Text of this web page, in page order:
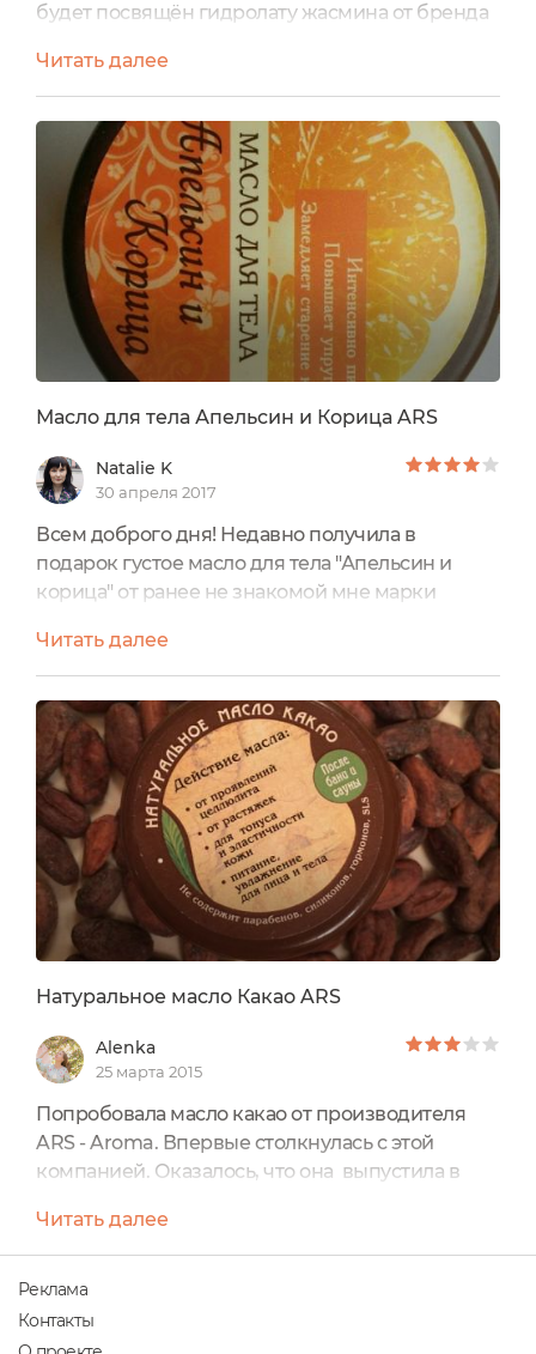
будет посвящён гидролату жасмина от бренда
мой гидролат "Липа" от ТМ "Душистый мир" и
казалось бы можно какое-то время было бы
обойтись и без этого продукта, но из-за
сильной сухости и обезвоженности кожи
пришлось в срочном порядке искать
альтернативу в Интернете на сайте с...
Читать далее
Масло для тела Апельсин и Корица ARS
Natalie K
30 апреля 2017
Всем доброго дня! Недавно получила в
подарок густое масло для тела "Апельсин и
корица" от ранее не знакомой мне марки
весьма кстати. К сожалению моя кожа очень
сохнет в этот период от отопления и
постоянных перепадов температуры. Поэтому
приходится использовать дополнительные
ухаживающие средства после каждого приема
душа.Запах этого баттера мне очень...
Читать далее
Натуральное масло Какао ARS
Alenka
25 марта 2015
Попробовала масло какао от производителя
ARS - Aroma. Впервые столкнулась с этой
компанией. Оказалось, что она выпустила в
из 70 видов натуральных эфирных масел. В
настоящее время в ней представлены
эфирные, растительные масла, несколько
косметических линий для ежедневного ухода,
а также подарочные наборы. Компания
Читать далее
Реклама
Контакты